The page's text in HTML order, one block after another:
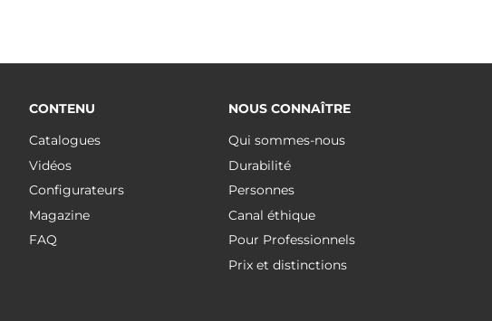
CONTENU
Catalogues
Vidéos
Configurateurs
Magazine
FAQ
NOUS CONNAÎTRE
Qui sommes-nous
Durabilité
Personnes
Canal éthique
Pour Professionnels
Prix et distinctions